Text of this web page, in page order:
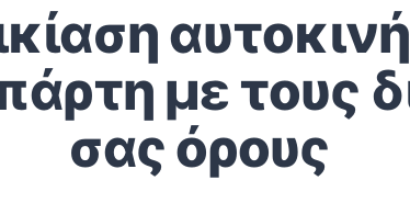
με τους
σας όρους